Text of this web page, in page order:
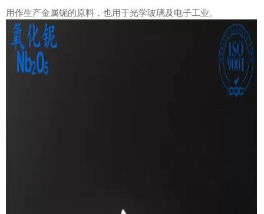
用作生产金属铌的原料，也用于光学玻璃及电子工业。